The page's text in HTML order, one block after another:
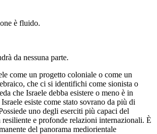
è fluido.
da nessuna parte.
come un progetto coloniale o come un
che ci si identifichi come sionista o
che Israele debba esistere o meno è in
esiste come stato sovrano da più di
uno degli eserciti più capaci del
e profonde relazioni internazionali. È
del panorama mediorientale